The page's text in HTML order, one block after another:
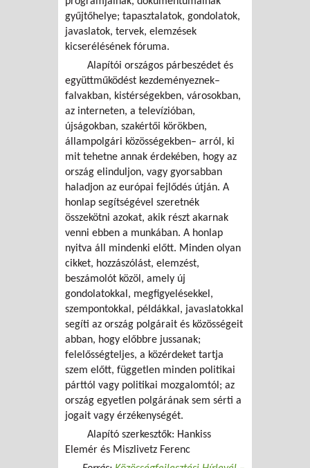
gyűjtőhelye; tapasztalatok, gondolatok,
javaslatok, tervek, elemzések
kicserélésének fóruma.
Alapítói országos párbeszédet és
együttműködést kezdeményeznek–
falvakban, kistérségekben, városokban,
az interneten, a televízióban,
újságokban, szakértői körökben,
állampolgári közösségekben– arról, ki
mit tehetne annak érdekében, hogy az
ország elinduljon, vagy gyorsabban
haladjon az európai fejlődés útján. A
honlap segítségével szeretnék
összekötni azokat, akik részt akarnak
venni ebben a munkában. A honlap
nyitva áll mindenki előtt. Minden olyan
cikket, hozzászólást, elemzést,
beszámolót közöl, amely új
gondolatokkal, megfigyelésekkel,
szempontokkal, példákkal, javaslatokkal
segíti az ország polgárait és közösségeit
abban, hogy előbbre jussanak;
felelősségteljes, a közérdeket tartja
szem előtt, független minden politikai
párttól vagy politikai mozgalomtól; az
ország egyetlen polgárának sem sérti a
jogait vagy érzékenységét.
Alapító szerkesztők: Hankiss
Elemér és Miszlivetz Ferenc